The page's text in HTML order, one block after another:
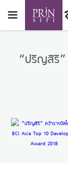
“ปริญสิริ”